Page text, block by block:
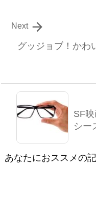
グッジョブ！かわ

Next
SF
シー
あなたにおススメの